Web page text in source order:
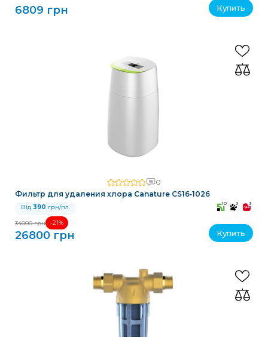
6809 грн Купить
0
Фильтр для удаления хлора Canature CS16‑1026
Від 390 грн/пл. 10 3 3
34000 грн -21%
26800 грн Купить